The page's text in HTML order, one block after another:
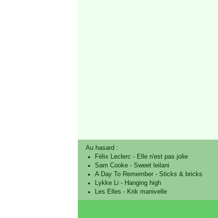
Au hasard :
Félix Leclerc - Elle n'est pas jolie
Sam Cooke- Sweet leilani
A Day To Remember- Sticks & bricks
Lykke Li - Hanging high
Les Elles - Krik manivelle